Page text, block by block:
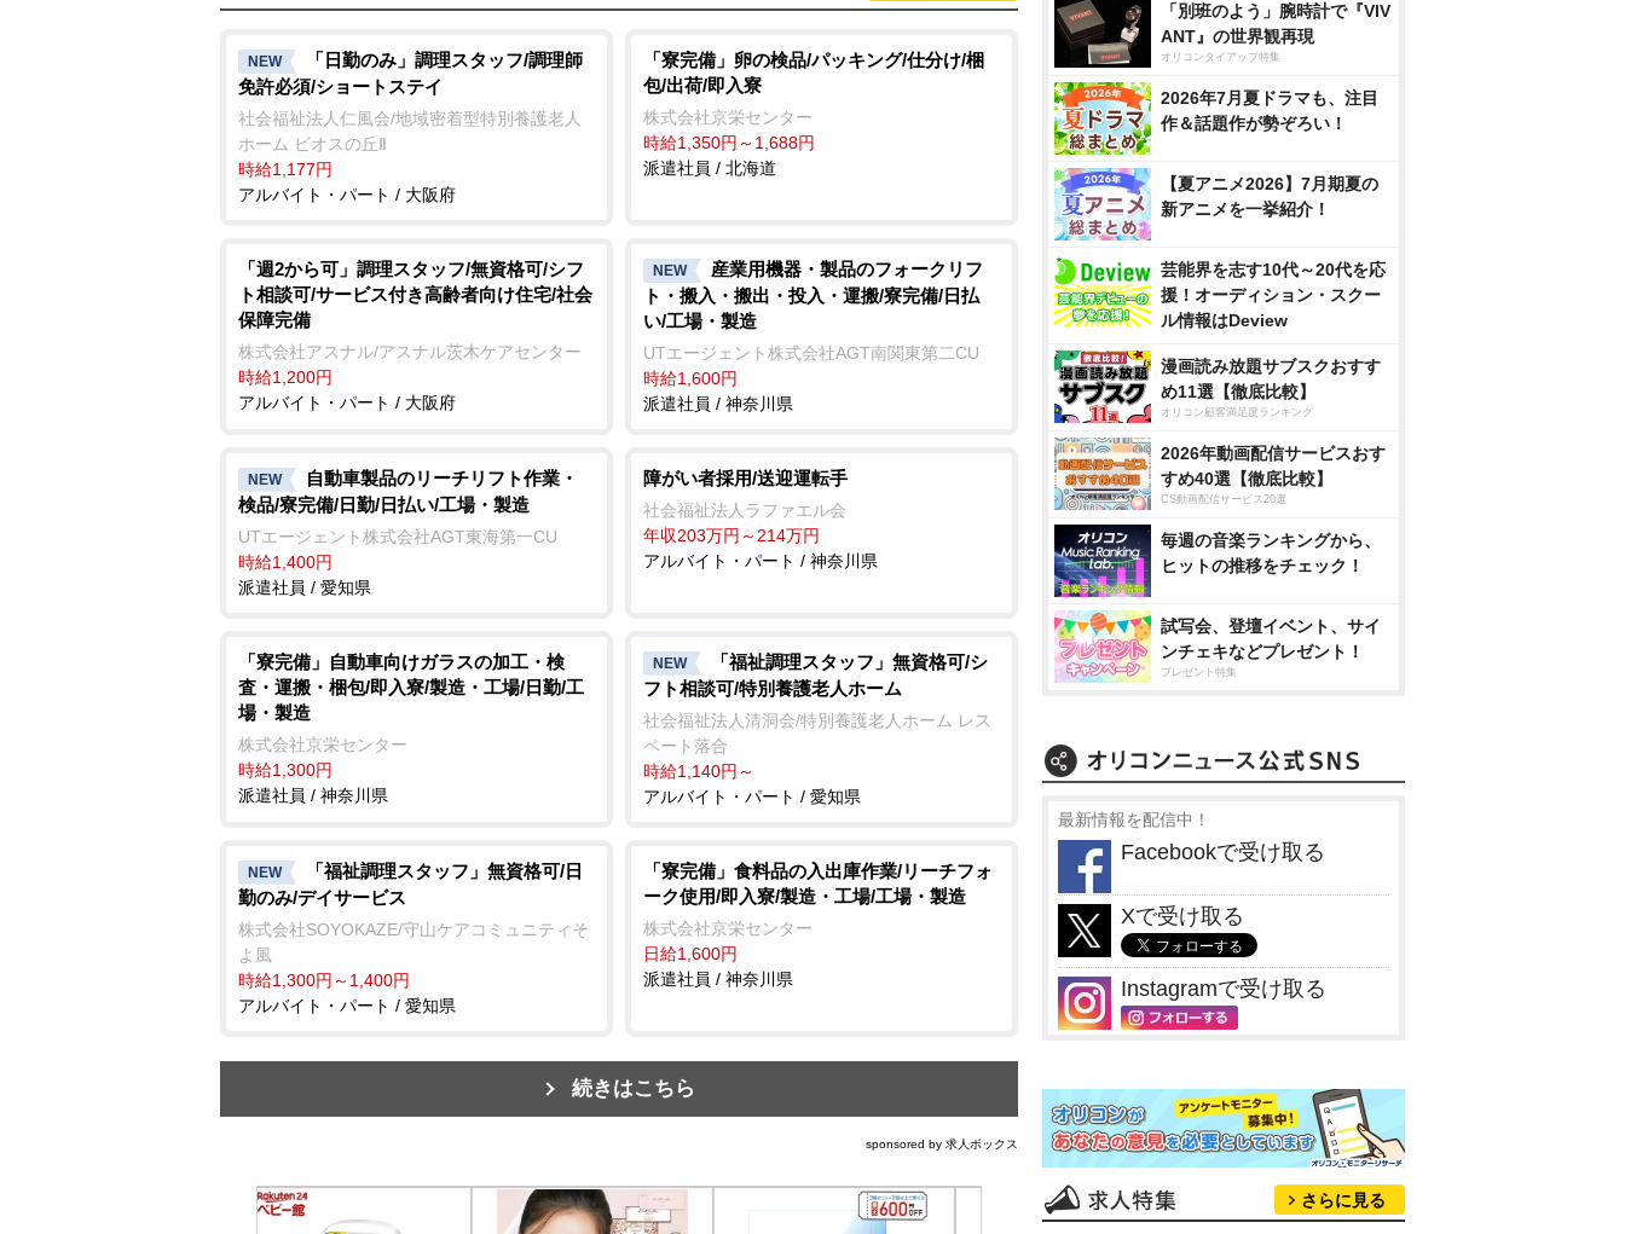
NEW
「日勤のみ」調理スタッフ/調理師
免許必須/ショートステイ
社会福祉法人仁風会/地域密着型特別養護老人
ホーム ビオスの丘Ⅱ
時給1,177円
アルバイト・パート / 大阪府
「寮完備」卵の検品/パッキング/仕分け/梱
包/出荷/即入寮
株式会社京栄センター
時給1,350円～1,688円
派遣社員 / 北海道
「週2から可」調理スタッフ/無資格可/シフ
ト相談可/サービス付き高齢者向け住宅/社会
保障完備
株式会社アスナル/アスナル茨木ケアセンター
時給1,200円
アルバイト・パート / 大阪府
NEW
産業用機器・製品のフォークリフ
ト・搬入・搬出・投入・運搬/寮完備/日払
い/工場・製造
UTエージェント株式会社AGT南関東第二CU
時給1,600円
派遣社員 / 神奈川県
NEW
自動車製品のリーチリフト作業・
検品/寮完備/日勤/日払い/工場・製造
UTエージェント株式会社AGT東海第一CU
時給1,400円
派遣社員 / 愛知県
障がい者採用/送迎運転手
社会福祉法人ラファエル会
年収203万円～214万円
アルバイト・パート / 神奈川県
「寮完備」自動車向けガラスの加工・検
査・運搬・梱包/即入寮/製造・工場/日勤/工
場・製造
株式会社京栄センター
時給1,300円
派遣社員 / 神奈川県
NEW
「福祉調理スタッフ」無資格可/シ
フト相談可/特別養護老人ホーム
社会福祉法人清洞会/特別養護老人ホーム レス
ペート落合
時給1,140円～
アルバイト・パート / 愛知県
NEW
「福祉調理スタッフ」無資格可/日
勤のみ/デイサービス
株式会社SOYOKAZE/守山ケアコミュニティそ
よ風
時給1,300円～1,400円
アルバイト・パート / 愛知県
「寮完備」食料品の入出庫作業/リーチフォ
ーク使用/即入寮/製造・工場/工場・製造
株式会社京栄センター
日給1,600円
派遣社員 / 神奈川県
続きはこちら
sponsored by 求人ボックス
「別班のよう」腕時計で『VIV
ANT』の世界観再現
オリコンタイアップ特集
2026年7月夏ドラマも、注目
作＆話題作が勢ぞろい！
【夏アニメ2026】7月期夏の
新アニメを一挙紹介！
芸能界を志す10代～20代を応
援！オーディション・スクー
ル情報はDeview
漫画読み放題サブスクおすす
め11選【徹底比較】
オリコン顧客満足度ランキング
2026年動画配信サービスおす
すめ40選【徹底比較】
CS動画配信サービス20選
毎週の音楽ランキングから、
ヒットの推移をチェック！
試写会、登壇イベント、サイ
ンチェキなどプレゼント！
プレゼント特集
最新情報を配信中！
Facebookで受け取る
Xで受け取る
Instagramで受け取る
さらに見る